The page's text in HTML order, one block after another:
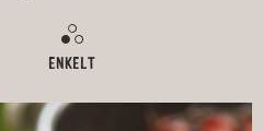
ENKELT